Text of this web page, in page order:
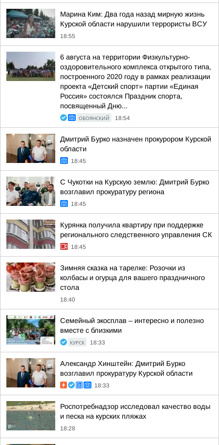
Марина Ким: Два года назад мирную жизнь
Курской области нарушили террористы ВСУ
18:55
6 августа на территории Физкультурно-
оздоровительного комплекса открытого типа,
построенного 2020 году в рамках реализации
проекта «Детский спорт» партии «Единая
Россия» состоялся Праздник спорта,
посвященный Дню...
ОБОЯНСКИЙ 18:54
Дмитрий Бурко назначен прокурором Курской
области
18:45
С Чукотки на Курскую землю: Дмитрий Бурко
возглавил прокуратуру региона
18:45
Курянка получила квартиру при поддержке
регионального следственного управления СК
18:45
Зимняя сказка на тарелке: Розочки из
колбасы и огурца для вашего праздничного
стола
18:40
Семейный экосплав – интересно и полезно
вместе с близкими
КУРСК 18:33
Александр Хинштейн: Дмитрий Бурко
возглавил прокуратуру Курской области
18:33
Роспотребнадзор исследовал качество воды
и песка на курских пляжах
18:28